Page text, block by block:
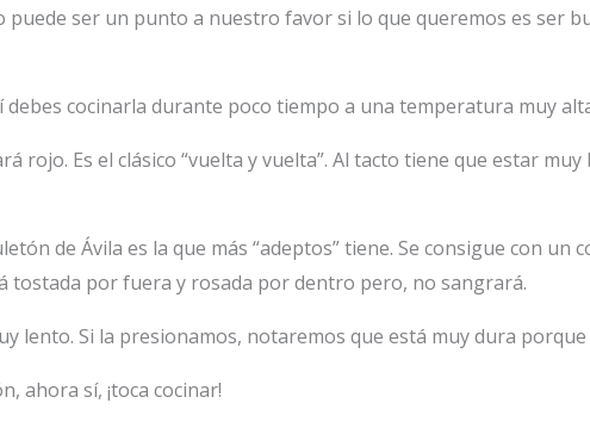
puede ser un punto a nuestro favor si lo que queremos es ser
debes cocinarla durante poco tiempo a una temperatura muy
rojo. Es el clásico “vuelta y vuelta”. Al tacto tiene que estar
de Ávila es la que más “adeptos” tiene. Se consigue con
tostada por fuera y rosada por dentro pero, no sangrará.
lento. Si la presionamos, notaremos que está muy dura
ahora sí, ¡toca cocinar!